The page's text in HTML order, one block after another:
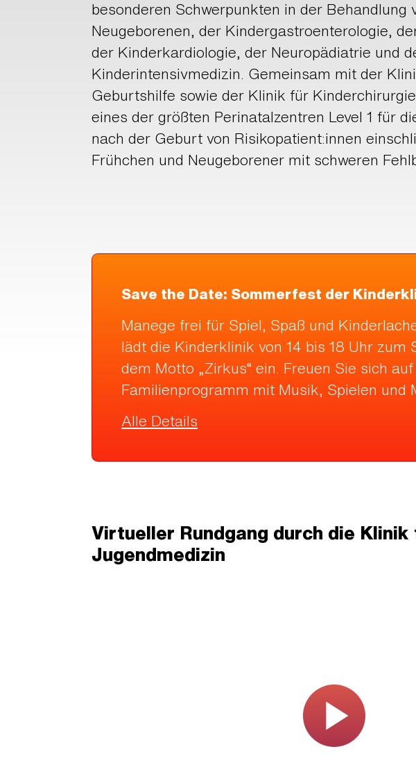
besonderen Schwerpunkten in der Behandlung
Neugeborenen, der Kindergastroenterologie,
der Kinderkardiologie, der Neuropädiatrie und
Kinderintensivmedizin. Gemeinsam mit der
Geburtshilfe sowie der Klinik für
eines der größten Perinatalzentren Level 1 für
nach der Geburt von Risikopatient:innen
Frühchen und Neugeborener mit schweren
Save the Date: Sommerfest der
Manege frei für Spiel, Spaß und
lädt die Kinderklinik von 14 bis 18 Uhr zum
dem Motto „Zirkus“ ein. Freuen Sie sich
Familienprogramm mit Musik, Spielen und
Alle Details
Virtueller Rundgang durch die Klinik
Jugendmedizin
Play